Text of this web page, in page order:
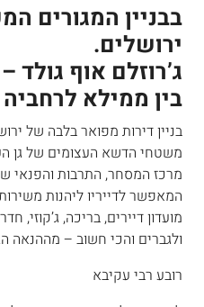
בבניין המגורים
ירושלים.
ג’רוזלם אוף
בין ממילא
בניין דירות מפואר בלבה של
משטחי הדשא העצומים של גן
מרכז המסחר, התרבות והפנאי
המאפשר לדייריו ליהנות
מועדון דיירים, בריכה, ג’קוזי,
ולגברים והכי חשוב – מההנאה
רובע רבי עקיבא